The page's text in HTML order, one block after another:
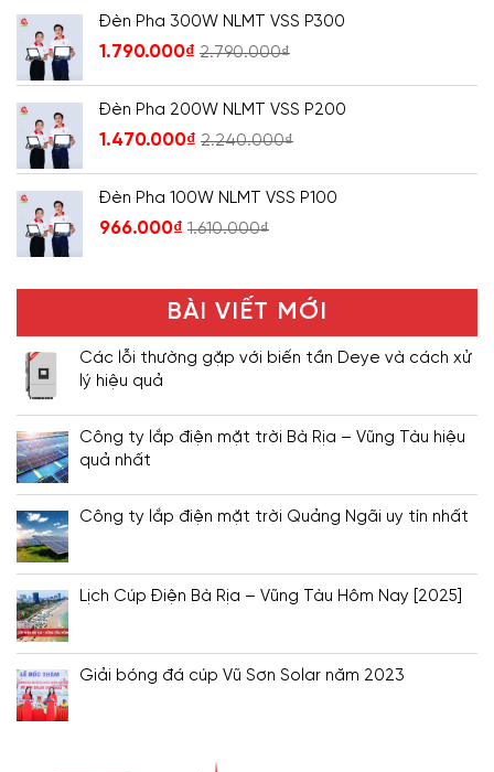
Đèn Pha 300W NLMT VSS P300
1.790.000₫ 2.790.000₫
Đèn Pha 200W NLMT VSS P200
1.470.000₫ 2.240.000₫
Đèn Pha 100W NLMT VSS P100
966.000₫ 1.610.000₫
BÀI VIẾT MỚI
Các lỗi thường gặp với biến tần Deye và cách xử
lý hiệu quả
Công ty lắp điện mặt trời Bà Rịa – Vũng Tàu hiệu
quả nhất
Công ty lắp điện mặt trời Quảng Ngãi uy tín nhất
Lịch Cúp Điện Bà Rịa – Vũng Tàu Hôm Nay [2025]
Giải bóng đá cúp Vũ Sơn Solar năm 2023